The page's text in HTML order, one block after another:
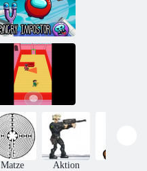
Wütender
Betrüger
Tintenfisch-
Scape-Spiel
Matze Aktion